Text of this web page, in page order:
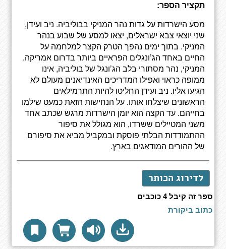
תקציר הספר:
מסע הישרדות על גדות נהר המניקי בבוליביה. ניב ועידן,
שני יוצאי צבא ישראלים, יצאו למסע של שבוע בנהר
המניקי. בתוך ימים נהפך הטרק הקצר למלחמה על
החיים באחד הג’ונגלים הפראיים ביותר בדרום אמריקה.
המניקי, נהר מסתורי בלב הג’ונגל של בוליביה, אינו
ממופה כראוי ואפילו המדריכים האינדיאנים מעולם לא
הגיעו אליו. ניב ועידן החליטו להיות התרמילאים
הראשונים שיצלחו אותו. על הנחישות הזאת כמעט שילמו
בחייהם. עד הקצה הוא יומן הישרדות מרגש שכתב אחד
משני המטיילים ששרדו, הוא מגולל את סיפור
ההתמודדות הבלתי פוסקת ובמקביל מביא את סיפורם
של ההורים המודאגים בארץ.
לדירוג הכותר
ספר זה קיבל 4 כוכבים
כתוב ביקורת